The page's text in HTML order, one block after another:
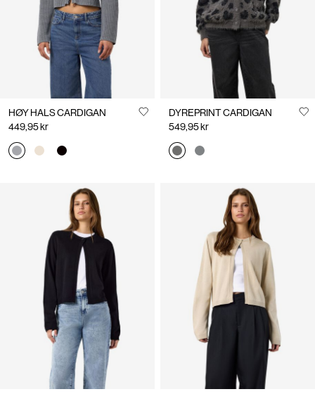
HØY HALS CARDIGAN
449,95 kr
DYREPRINT CARDIGAN
549,95 kr